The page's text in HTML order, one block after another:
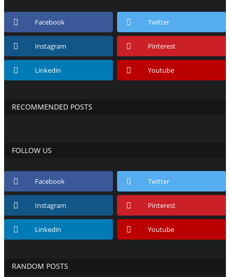
Facebook Twitter
Instagram Pinterest
Linkedin Youtube
RECOMMENDED POSTS
FOLLOW US
Facebook Twitter
Instagram Pinterest
Linkedin Youtube
RANDOM POSTS